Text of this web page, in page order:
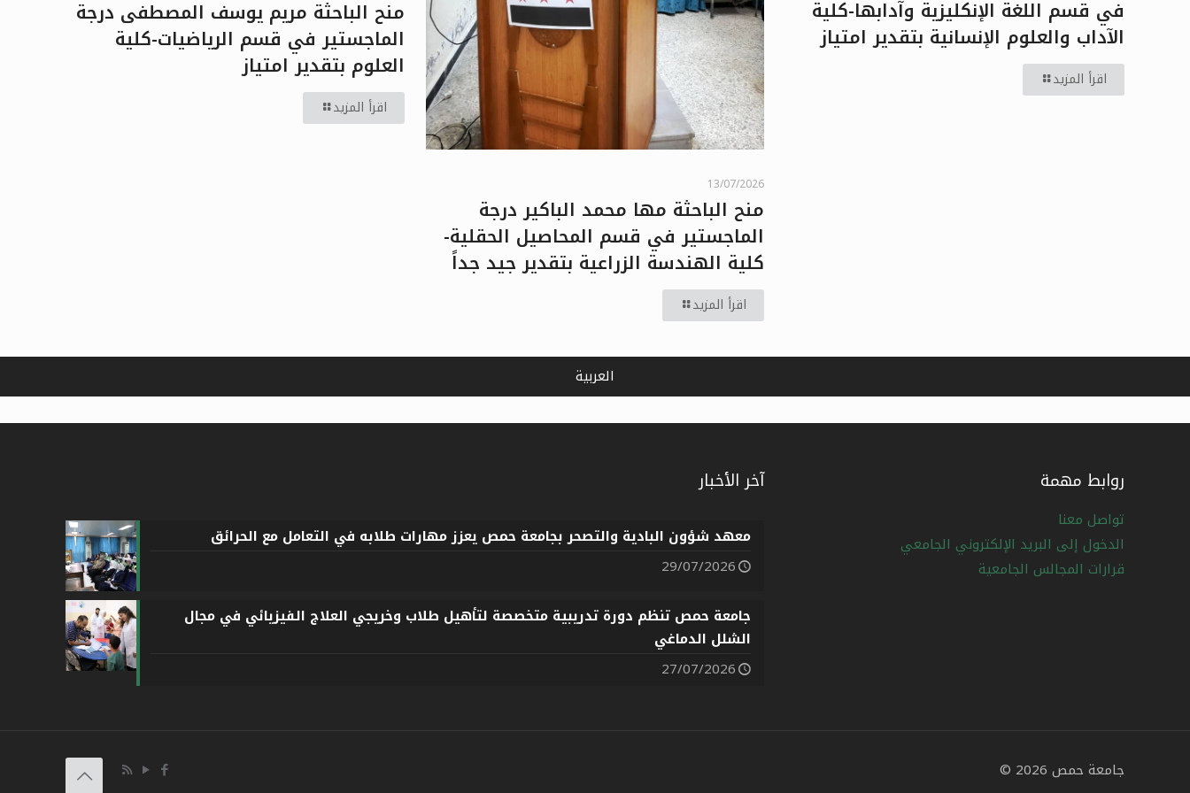
في قسم اللغة الإنكليزية وآدابها-كلية
الآداب والعلوم الإنسانية بتقدير امتياز
اقرأ المزيد
13/07/2026
منح الباحثة مها محمد الباكير درجة
الماجستير في قسم المحاصيل الحقلية-
كلية الهندسة الزراعية بتقدير جيد جداً
اقرأ المزيد
منح الباحثة مريم يوسف المصطفى درجة
الماجستير في قسم الرياضيات-كلية
العلوم بتقدير امتياز
اقرأ المزيد
روابط مهمة
تواصل معنا
الدخول إلى البريد الإلكتروني الجامعي
قرارات المجالس الجامعية
آخر الأخبار
معهد شؤون البادية والتصحر بجامعة حمص يعزز مهارات طلابه في التعامل مع الحرائق
29/07/2026
جامعة حمص تنظم دورة تدريبية متخصصة لتأهيل طلاب وخريجي العلاج الفيزيائي في مجال
الشلل الدماغي
27/07/2026
جامعة حمص 2026 ©
العربية